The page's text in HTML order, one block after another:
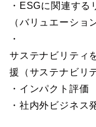
・ESGに関連する
（バリュエーショ
・
サステナビリティ
援（サステナビリ
・インパクト評価
・社内外ビジネス